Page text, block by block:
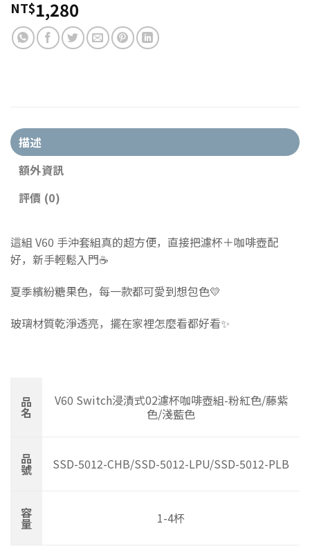
NT$1,280
描述
額外資訊
評價 (0)
這組 V60 手沖套組真的超方便，直接把濾杯＋咖啡壺配
好，新手輕鬆入門☕
夏季繽紛糖果色，每一款都可愛到想包色💛
玻璃材質乾淨透亮，擺在家裡怎麼看都好看✨
品
名
V60 Switch浸漬式02濾杯咖啡壺組-粉紅色/藤紫
色/淺藍色
品
號 SSD-5012-CHB/SSD-5012-LPU/SSD-5012-PLB
容
量 1-4杯